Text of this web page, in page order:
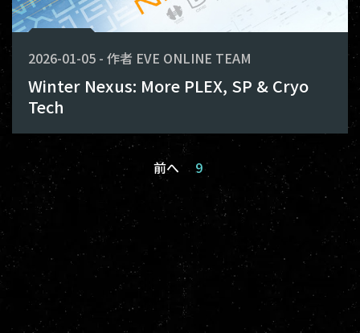
2026-01-05 - 作者 EVE ONLINE TEAM
Winter Nexus: More PLEX, SP & Cryo
Tech
前へ 9